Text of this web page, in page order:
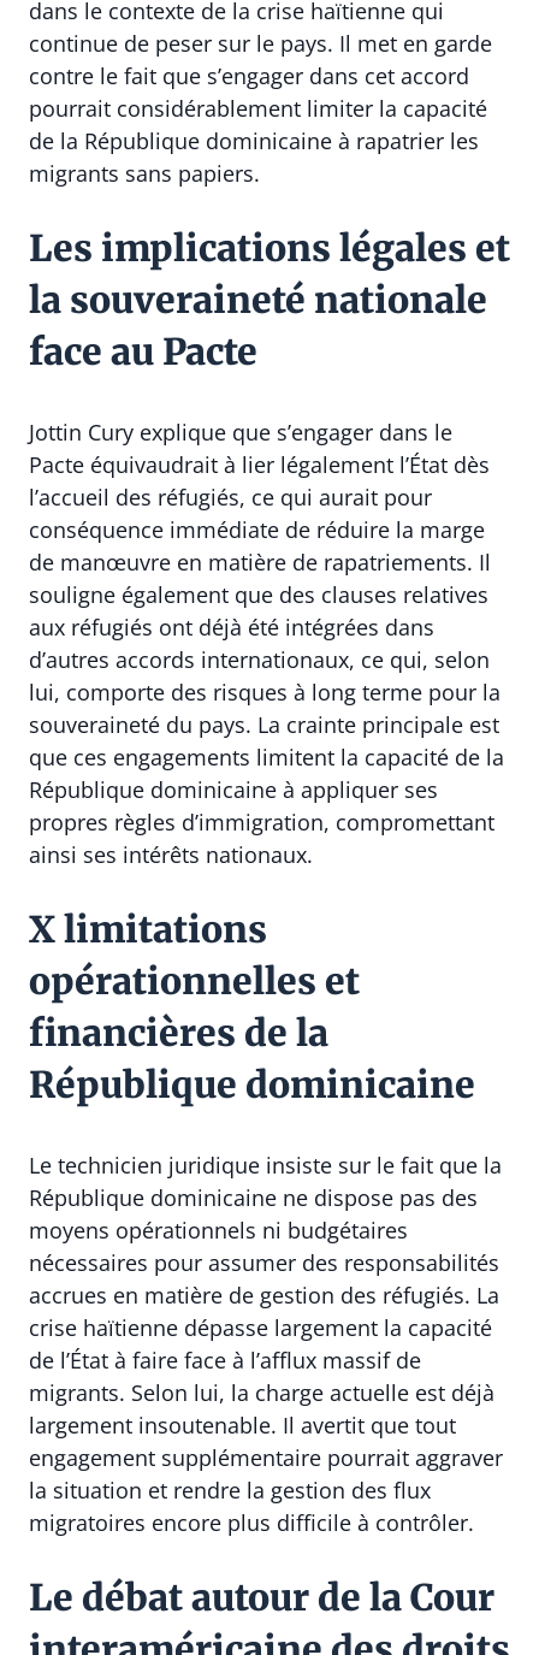
dans le contexte de la crise haïtienne qui
continue de peser sur le pays. Il met en garde
contre le fait que s’engager dans cet accord
pourrait considérablement limiter la capacité
de la République dominicaine à rapatrier les
migrants sans papiers.
Les implications légales et
la souveraineté nationale
face au Pacte
Jottin Cury explique que s’engager dans le
Pacte équivaudrait à lier légalement l’État dès
l’accueil des réfugiés, ce qui aurait pour
conséquence immédiate de réduire la marge
de manœuvre en matière de rapatriements. Il
souligne également que des clauses relatives
aux réfugiés ont déjà été intégrées dans
d’autres accords internationaux, ce qui, selon
lui, comporte des risques à long terme pour la
souveraineté du pays. La crainte principale est
que ces engagements limitent la capacité de la
République dominicaine à appliquer ses
propres règles d’immigration, compromettant
ainsi ses intérêts nationaux.
X limitations
opérationnelles et
financières de la
République dominicaine
Le technicien juridique insiste sur le fait que la
République dominicaine ne dispose pas des
moyens opérationnels ni budgétaires
nécessaires pour assumer des responsabilités
accrues en matière de gestion des réfugiés. La
crise haïtienne dépasse largement la capacité
de l’État à faire face à l’afflux massif de
migrants. Selon lui, la charge actuelle est déjà
largement insoutenable. Il avertit que tout
engagement supplémentaire pourrait aggraver
la situation et rendre la gestion des flux
migratoires encore plus difficile à contrôler.
Le débat autour de la Cour